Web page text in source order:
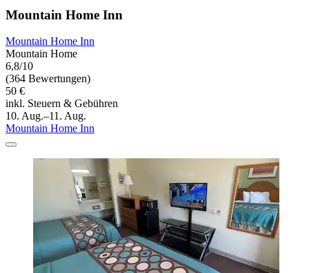
Mountain Home Inn
Mountain Home Inn
Mountain Home
6,8/10
(364 Bewertungen)
50 €
inkl. Steuern & Gebühren
10. Aug.–11. Aug.
Mountain Home Inn